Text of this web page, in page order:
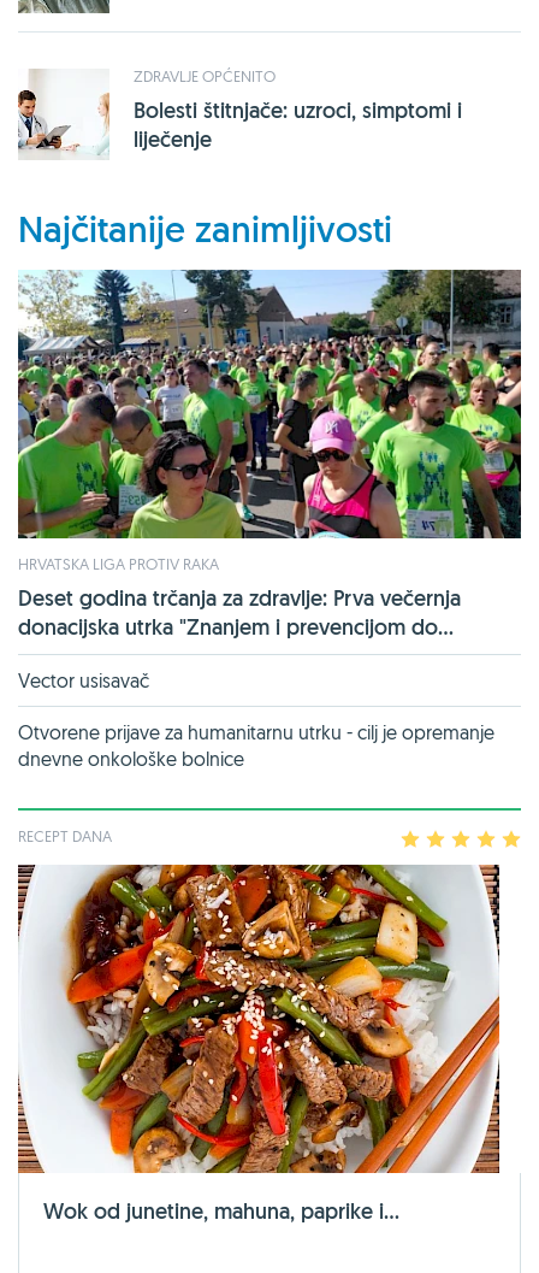
ZDRAVLJE OPĆENITO
Bolesti štitnjače: uzroci, simptomi i
liječenje
Najčitanije zanimljivosti
HRVATSKA LIGA PROTIV RAKA
Deset godina trčanja za zdravlje: Prva večernja
donacijska utrka "Znanjem i prevencijom do...
Vector usisavač
Otvorene prijave za humanitarnu utrku - cilj je opremanje
dnevne onkološke bolnice
RECEPT DANA 2 3 4
Wok od junetine, mahuna, paprike i...